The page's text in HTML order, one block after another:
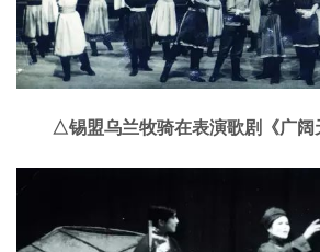
△锡盟乌兰牧骑在表演歌剧《广阔